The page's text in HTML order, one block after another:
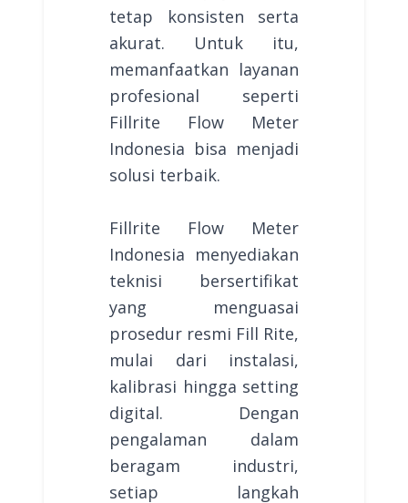
tetap konsisten serta
akurat. Untuk itu,
memanfaatkan layanan
profesional seperti
Fillrite Flow Meter
Indonesia bisa menjadi
solusi terbaik.
Fillrite Flow Meter
Indonesia menyediakan
teknisi bersertifikat
yang menguasai
prosedur resmi Fill Rite,
mulai dari instalasi,
kalibrasi hingga setting
digital. Dengan
pengalaman dalam
beragam industri,
setiap langkah